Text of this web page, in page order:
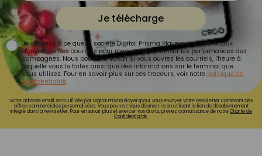
Je télécharge
Je consens à ce que la société Digital Prisma Players analyse le taux
d'ouverture des courriels pour mesurer et optimiser les performances des
campagnes. Nous pourrons savoir si vous ouvrez les courriels, l'heure à
laquelle vous le faites ainsi que des informations sur le terminal que
vous utilisez. Pour en savoir plus sur ces traceurs, voir notre politique de
confidentialité.
Votre adresse email sera utilisée par Digital Prisma Playerspour vous envoyer votre newsletter contenant des
offres commerciales personnalisées. Vous pourrez vous désinscrire en utilisant le lien de désabonnement
intégré dans la newsletter. Pour en savoir plus et exercer vos droits, prenez connaissance de notreCharte de
Confidentialité.